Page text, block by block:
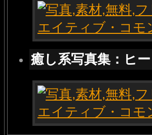
癒し系写真集：ヒ